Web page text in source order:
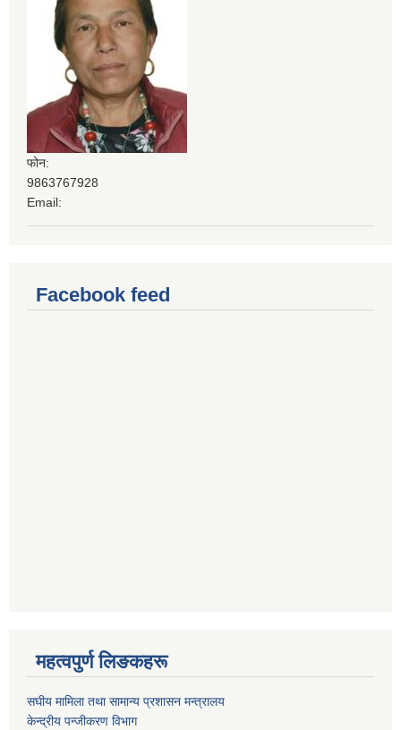
फोन:
9863767928
Email:
Facebook feed
महत्वपुर्ण लिङकहरू
स‌घीय मामिला तथा सामान्य प्रशासन मन्त्रालय
केन्द्रीय पन्जीकरण विभाग